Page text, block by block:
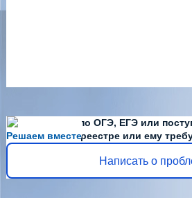
Решаем вместе
Есть вопросы по ОГЭ, ЕГЭ или
Диплома нет в реестре или ему
Написать о